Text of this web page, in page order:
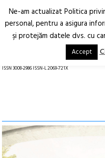
Arhitectură.
Oraș.
ISSN 3008-2986 ISSN-L 2069-721X
Ne-am actualizat Politica
personal, pentru a asigura
şi protejăm datele dvs. cu
Accept